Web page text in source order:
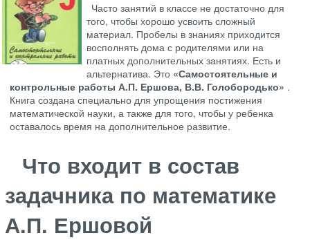
Часто занятий в классе не достаточно для
того, чтобы хорошо усвоить сложный
материал. Пробелы в знаниях приходится
восполнять дома с родителями или на
платных дополнительных занятиях. Есть и
альтернатива. Это «Самостоятельные и
контрольные работы А.П. Ершова, В.В. Голобородько» .
Книга создана специально для упрощения постижения
математической науки, а также для того, чтобы у ребенка
оставалось время на дополнительное развитие.
Что входит в состав
задачника по математике
А.П. Ершовой